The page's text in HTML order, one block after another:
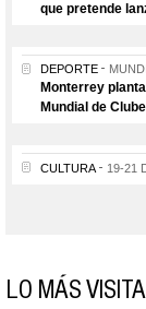
que pretende
DEPORTE
Monterrey
Mundial de
CULTURA 19-21
LO MÁS